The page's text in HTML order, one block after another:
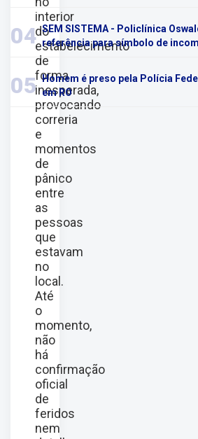
interior
do
estabelecimento
de
forma
inesperada,
provocando
correria
e
momentos
de
pânico
entre
as
pessoas
que
estavam
no
local.
Até
o
momento,
não
há
confirmação
oficial
de
feridos
nem
04 SEM SISTEMA - Policlínica
referência para símbolo de
05 Homem é preso pela Polícia
em RO